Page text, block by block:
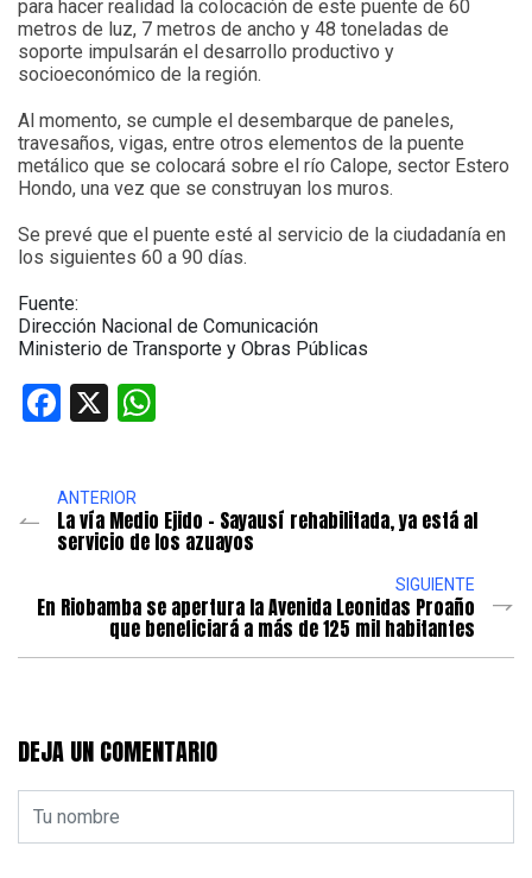
para hacer realidad la colocación de este puente de 60
metros de luz, 7 metros de ancho y 48 toneladas de
soporte impulsarán el desarrollo productivo y
socioeconómico de la región.
Al momento, se cumple el desembarque de paneles,
travesaños, vigas, entre otros elementos de la puente
metálico que se colocará sobre el río Calope, sector Estero
Hondo, una vez que se construyan los muros.
Se prevé que el puente esté al servicio de la ciudadanía en
los siguientes 60 a 90 días.
Fuente:
Dirección Nacional de Comunicación
Ministerio de Transporte y Obras Públicas
Facebook
X
ANTERIOR
La vía Medio Ejido – Sayausí rehabilitada, ya está al
servicio de los azuayos
SIGUIENTE
En Riobamba se apertura la Avenida Leonidas Proaño
que beneficiará a más de 125 mil habitantes
DEJA UN COMENTARIO